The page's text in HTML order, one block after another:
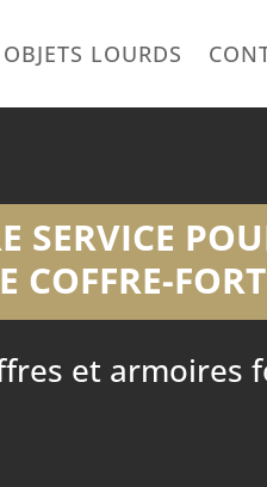
OBJETS LOURDS
SERVICE
COFFRE-FORT
et armoires